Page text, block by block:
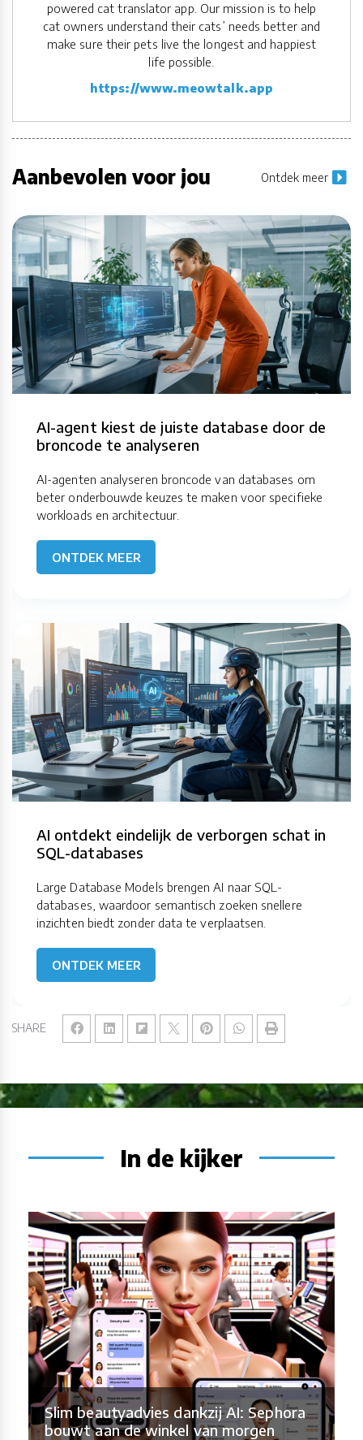
SHARE
powered cat translator app. Our mission is to help
cat owners understand their cats’ needs better and
make sure their pets live the longest and happiest
life possible.
https://www.meowtalk.app
Aanbevolen voor jou Ontdek meer
AI-agent kiest de juiste database door de
broncode te analyseren
AI-agenten analyseren broncode van databases om
beter onderbouwde keuzes te maken voor specifieke
workloads en architectuur.
ONTDEK MEER
AI ontdekt eindelijk de verborgen schat in
SQL-databases
Large Database Models brengen AI naar SQL-
databases, waardoor semantisch zoeken snellere
inzichten biedt zonder data te verplaatsen.
ONTDEK MEER
In de kijker
Slim beautyadvies dankzij AI: Sephora
bouwt aan de winkel van morgen